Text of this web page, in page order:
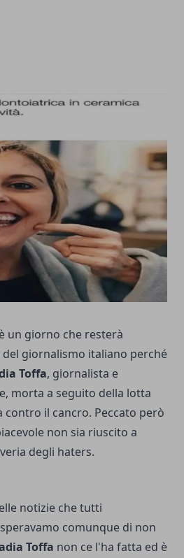
un giorno che resterà
giornalismo italiano perché
Toffa, giornalista e
morta a seguito della lotta
il cancro. Peccato però
non sia riuscito a
degli haters.
notizie che tutti
comunque di non
Toffa non ce l'ha fatta ed è